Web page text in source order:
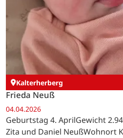
Kalterherberg
Frieda Neuß
04.04.2026
Geburtstag 4. AprilGewicht
Zita und Daniel NeußWohnort